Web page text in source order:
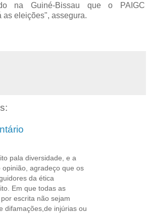
na Guiné-Bissau que o PAIGC
as eleições", assegura.
pala diversidade, e a
opinião, agradeço que os
da ética
Em que todas as
escrita não sejam
difamações,de injúrias ou